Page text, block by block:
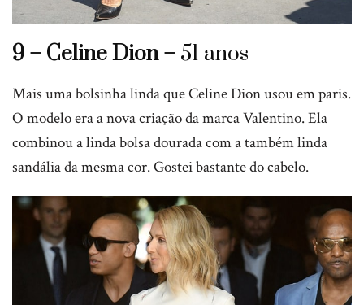
9 – Celine Dion – 51 anos
Mais uma bolsinha linda que Celine Dion usou em paris.
O modelo era a nova criação da marca Valentino. Ela
combinou a linda bolsa dourada com a também linda
sandália da mesma cor. Gostei bastante do cabelo.